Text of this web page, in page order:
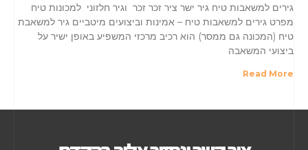
גירים למשאבות טיח גיר ישר ציר זכר זכר וגיר חלזוני למכונות טיח
מפרט גירים למשאבות טיח – אמינות וביצועים מיטביים גיר למשאבת
טיח (המכונה גם ממסר) הוא רכיב מרכזי המשפיע באופן ישיר על
ביצועי המשאבה
Read More